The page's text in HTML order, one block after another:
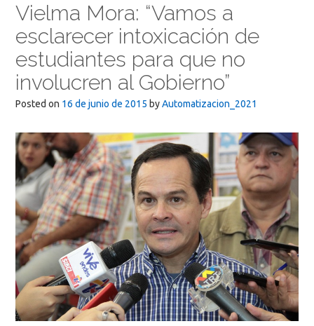
Vielma Mora: “Vamos a
esclarecer intoxicación de
estudiantes para que no
involucren al Gobierno”
Posted on 16 de junio de 2015 byAutomatizacion_2021